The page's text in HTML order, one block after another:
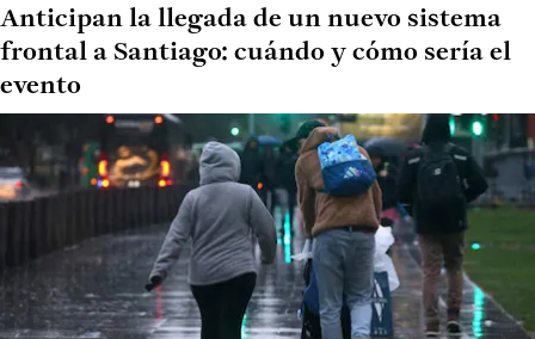
Anticipan la llegada de un nuevo sistema
frontal a Santiago: cuándo y cómo sería el
evento